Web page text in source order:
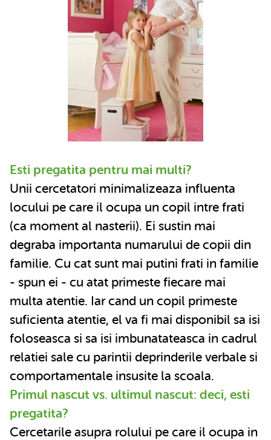
Esti pregatita pentru mai multi?
Unii cercetatori minimalizeaza influenta
locului pe care il ocupa un copil intre frati
(ca moment al nasterii). Ei sustin mai
degraba importanta numarului de copii din
familie. Cu cat sunt mai putini frati in familie
- spun ei - cu atat primeste fiecare mai
multa atentie. Iar cand un copil primeste
suficienta atentie, el va fi mai disponibil sa isi
foloseasca si sa isi imbunatateasca in cadrul
relatiei sale cu parintii deprinderile verbale si
comportamentale insusite la scoala.
Primul nascut vs. ultimul nascut: deci, esti
pregatita?
Cercetarile asupra rolului pe care il ocupa in